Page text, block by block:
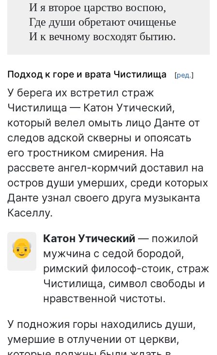
И я второе царство воспою,
Где души обретают очищенье
И к вечному восходят бытию.
Подход к горе и врата Чистилища [ред.]
У берега их встретил страж
Чистилища — Катон Утический,
который велел омыть лицо Данте от
следов адской скверны и опоясать
его тростником смирения. На
рассвете ангел-кормчий доставил на
остров души умерших, среди которых
Данте узнал своего друга музыканта
Каселлу.
👴 Катон Утический — пожилой
мужчина с седой бородой,
римский философ-стоик, страж
Чистилища, символ свободы и
нравственной чистоты.
У подножия горы находились души,
умершие в отлучении от церкви,